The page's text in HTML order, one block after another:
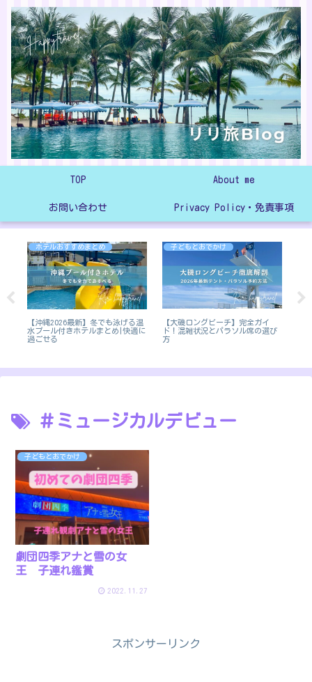
TOP About me
お問い合わせ Privacy Policy・免責事項
ホテルおすすめまとめ
【沖縄2026最新】冬でも泳げる温
水プール付きホテルまとめ|快適に
過ごせる
子どもとおでかけ
【大磯ロングビーチ】完全ガイ
ド！混雑状況とパラソル席の選び
方
＃ミュージカルデビュー
子どもとおでかけ
劇団四季アナと雪の女
王 子連れ鑑賞
2022.11.27
スポンサーリンク